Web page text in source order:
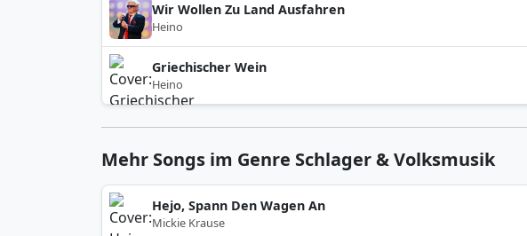
Wir Wollen Zu Land Ausfahren
Heino
Griechischer Wein
Heino
Mehr Songs im Genre Schlager & Volksmusik
Hejo, Spann Den Wagen An
Mickie Krause